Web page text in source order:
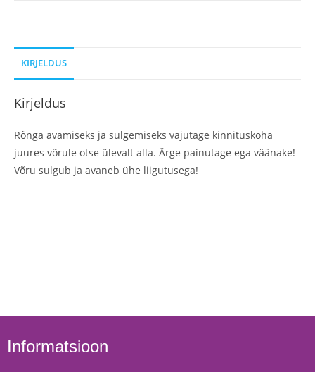
KIRJELDUS
Kirjeldus
Rõnga avamiseks ja sulgemiseks vajutage kinnituskoha
juures võrule otse ülevalt alla. Ärge painutage ega väänake!
Võru sulgub ja avaneb ühe liigutusega!
Informatsioon